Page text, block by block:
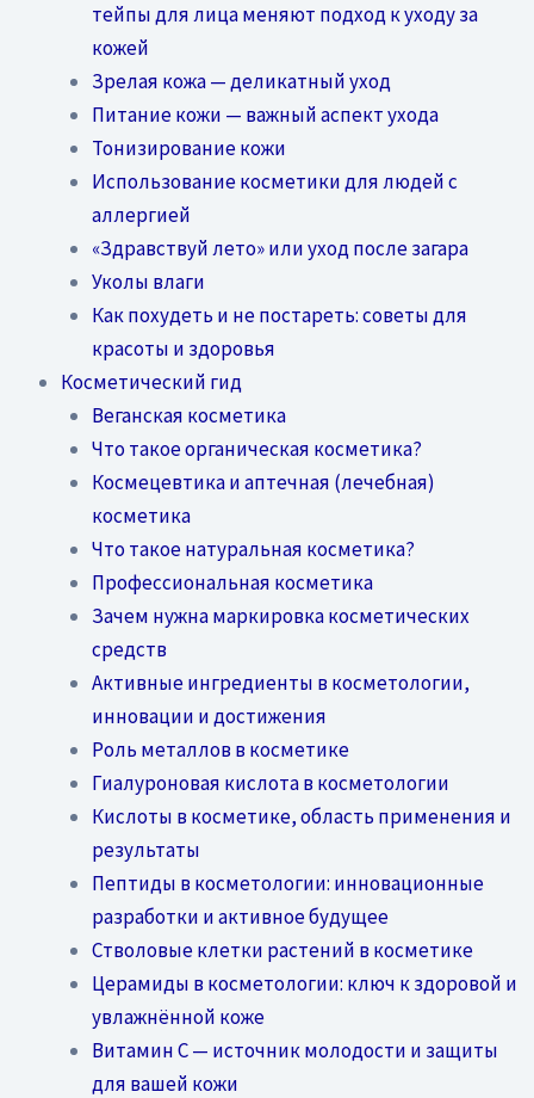
тейпы для лица меняют подход к уходу за
кожей
Зрелая кожа — деликатный уход
Питание кожи — важный аспект ухода
Тонизирование кожи
Использование косметики для людей с
аллергией
«Здравствуй лето» или уход после загара
Уколы влаги
Как похудеть и не постареть: советы для
красоты и здоровья
Косметический гид
Веганская косметика
Что такое органическая косметика?
Космецевтика и аптечная (лечебная)
косметика
Что такое натуральная косметика?
Профессиональная косметика
Зачем нужна маркировка косметических
средств
Активные ингредиенты в косметологии,
инновации и достижения
Роль металлов в косметике
Гиалуроновая кислота в косметологии
Кислоты в косметике, область применения и
результаты
Пептиды в косметологии: инновационные
разработки и активное будущее
Стволовые клетки растений в косметике
Церамиды в косметологии: ключ к здоровой и
увлажнённой коже
Витамин C — источник молодости и защиты
для вашей кожи